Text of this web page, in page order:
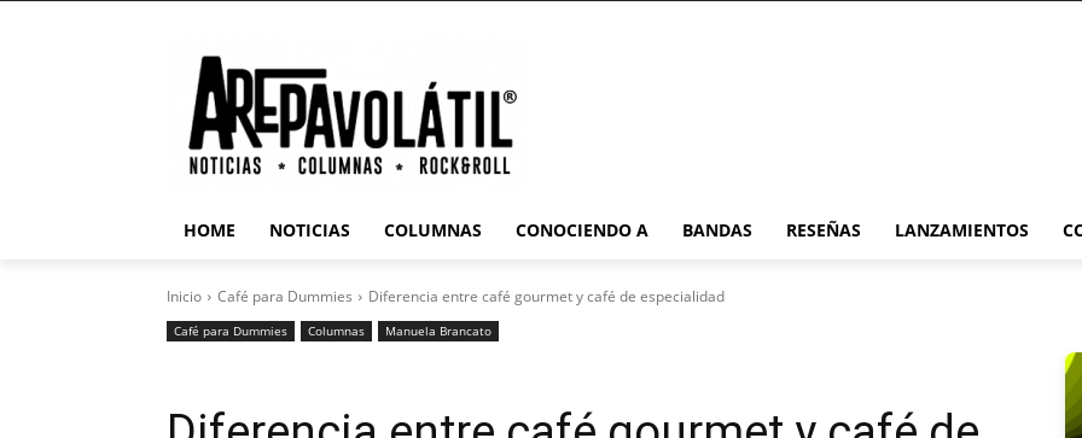
HOME NOTICIAS COLUMNAS CONOCIENDO A BANDAS RESEÑAS LANZAMIENTOS
Inicio Café para Dummies Diferencia entre café gourmet y café de especialidad
Café para Dummies Columnas Manuela Brancato